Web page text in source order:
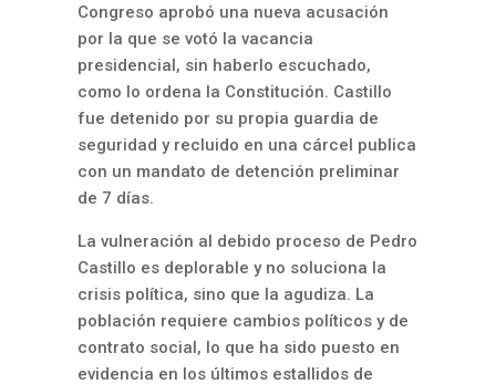
Congreso aprobó una nueva acusación
por la que se votó la vacancia
presidencial, sin haberlo escuchado,
como lo ordena la Constitución. Castillo
fue detenido por su propia guardia de
seguridad y recluido en una cárcel publica
con un mandato de detención preliminar
de 7 días.
La vulneración al debido proceso de Pedro
Castillo es deplorable y no soluciona la
crisis política, sino que la agudiza. La
población requiere cambios políticos y de
contrato social, lo que ha sido puesto en
evidencia en los últimos estallidos de